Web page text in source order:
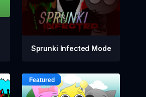
Sprunki Infected Mode